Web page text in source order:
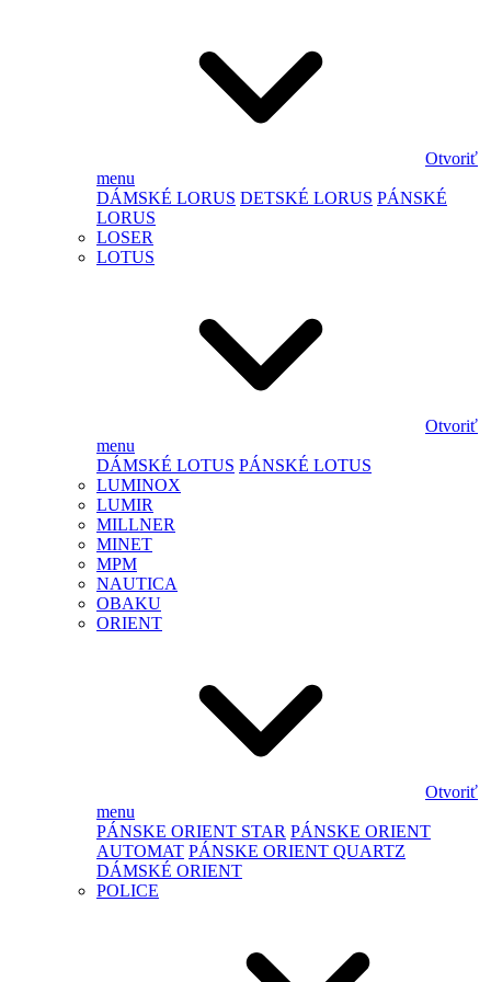
Otvoriť
menu
DÁMSKÉ LORUS DETSKÉ LORUS PÁNSKÉ
LORUS
LOSER
LOTUS
Otvoriť
menu
DÁMSKÉ LOTUS PÁNSKÉ LOTUS
LUMINOX
LUMIR
MILLNER
MINET
MPM
NAUTICA
OBAKU
ORIENT
Otvoriť
menu
PÁNSKE ORIENT STAR PÁNSKE ORIENT
AUTOMAT PÁNSKE ORIENT QUARTZ
DÁMSKÉ ORIENT
POLICE